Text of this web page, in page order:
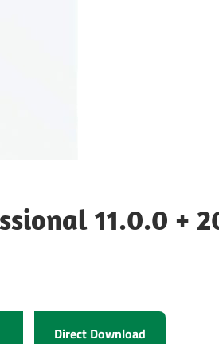
Direct Download